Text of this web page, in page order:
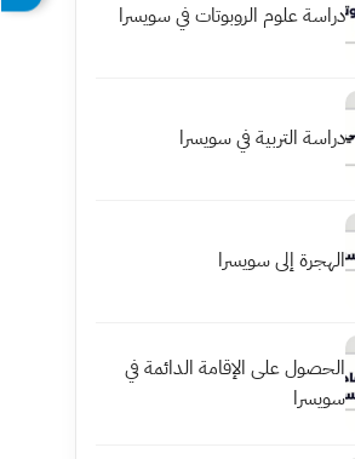
دراسة علوم الروبوتات في سويسرا
دراسة التربية في سويسرا
الهجرة إلى سويسرا
الحصول على الإقامة الدائمة في
سويسرا